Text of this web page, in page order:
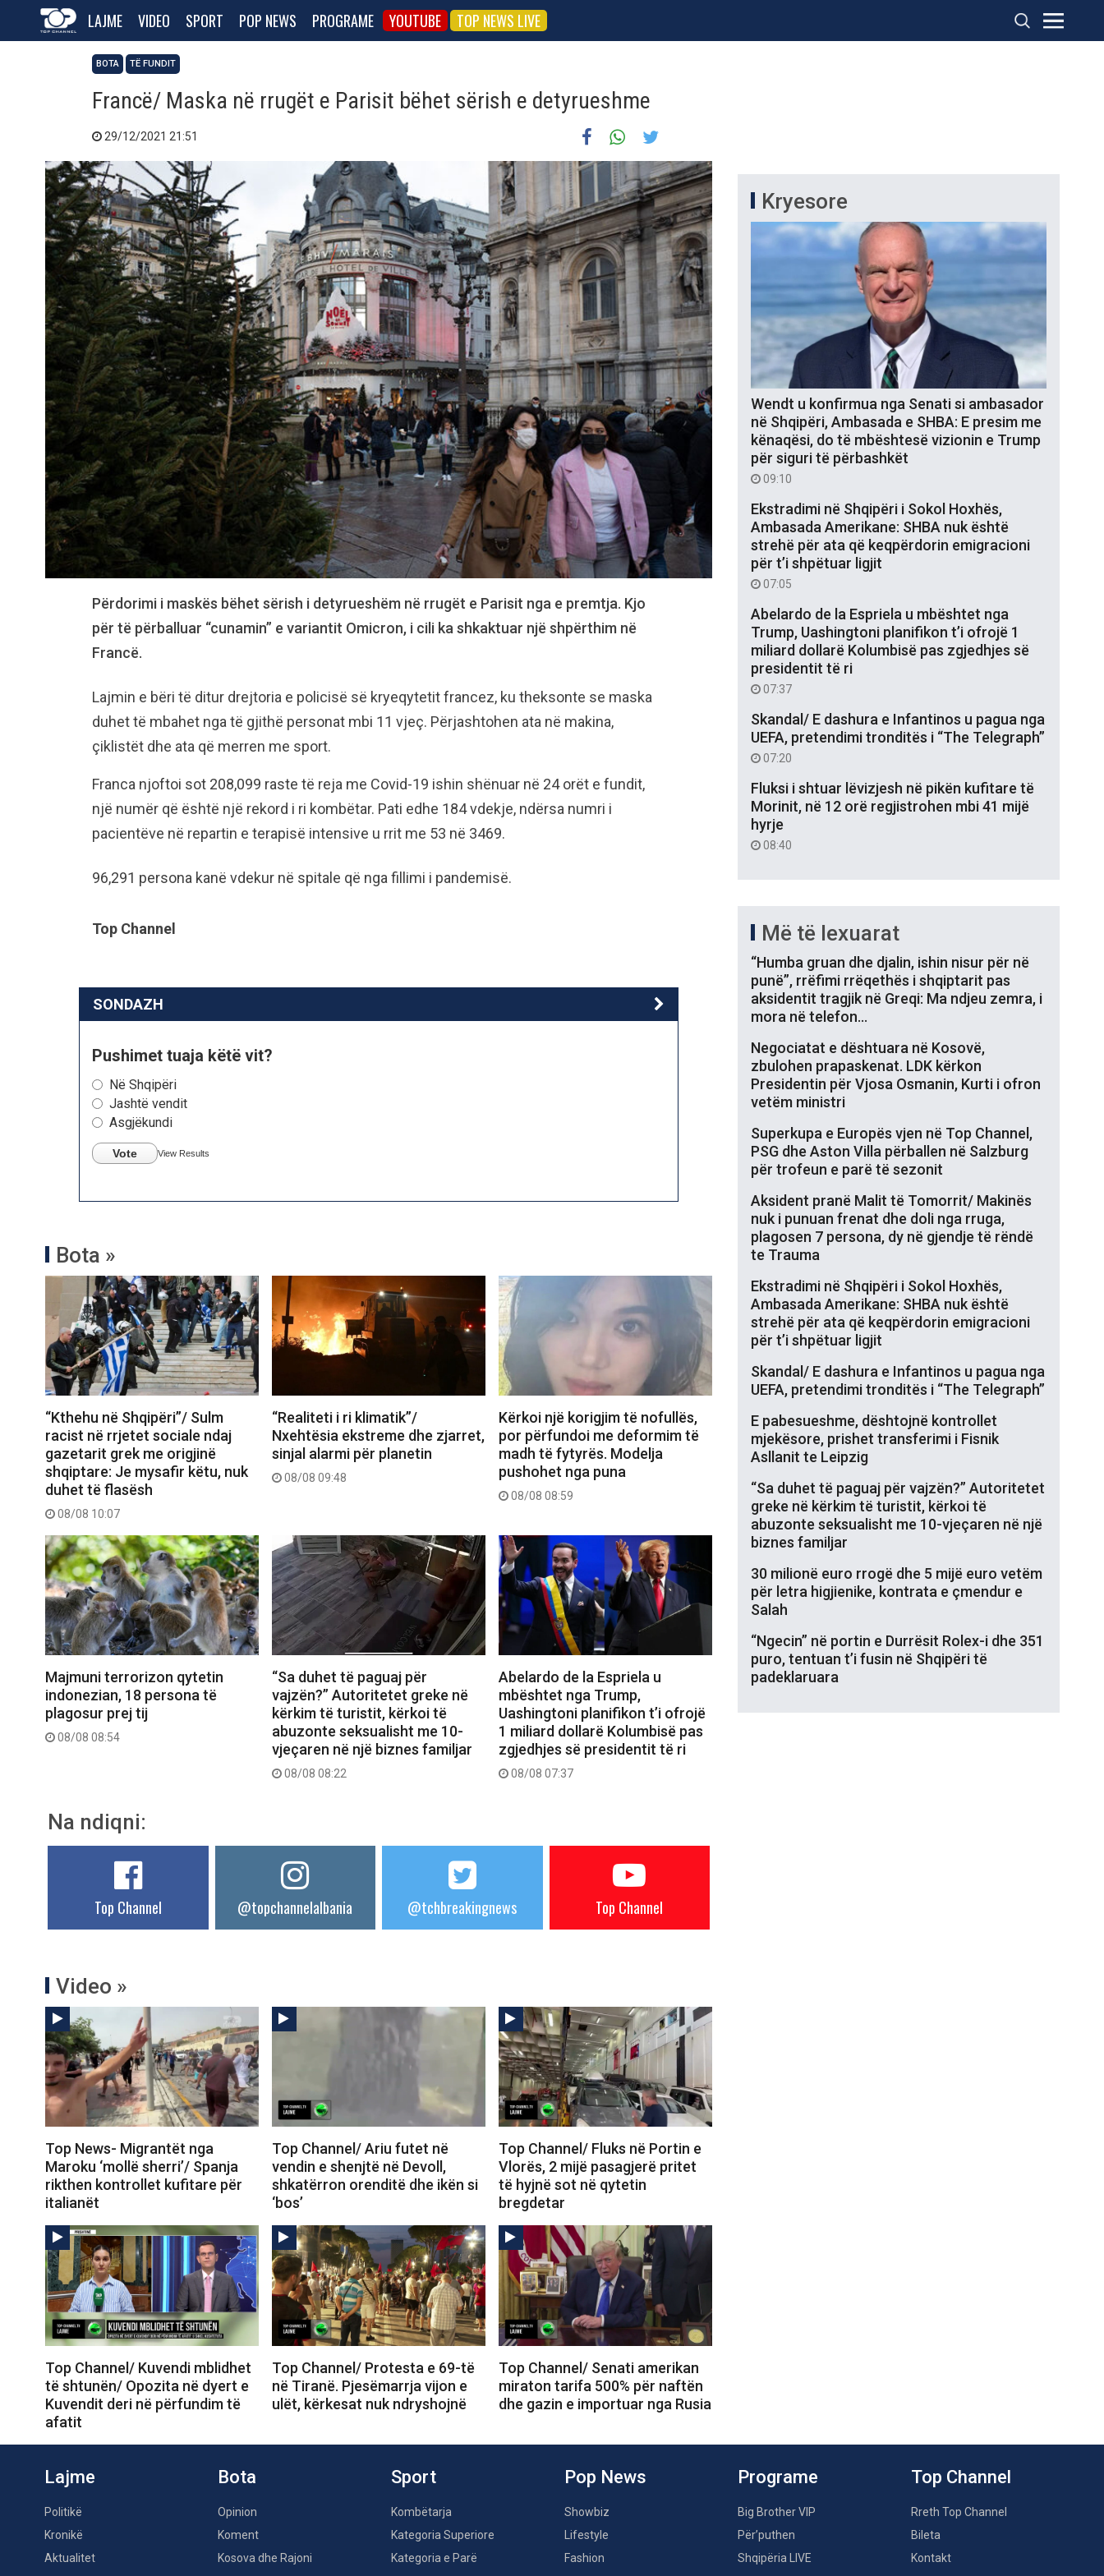
LAJME VIDEO SPORT POP NEWS PROGRAME YOUTUBE TOP NEWS LIVE
BOTA TË FUNDIT
Francë/ Maska në rrugët e Parisit bëhet sërish e detyrueshme
29/12/2021 21:51
Përdorimi i maskës bëhet sërish i detyrueshëm në rrugët e Parisit nga e premtja. Kjo
për të përballuar “cunamin” e variantit Omicron, i cili ka shkaktuar një shpërthim në
Francë.
Lajmin e bëri të ditur drejtoria e policisë së kryeqytetit francez, ku theksonte se maska ​​
duhet të mbahet nga të gjithë personat mbi 11 vjeç. Përjashtohen ata në makina,
çiklistët dhe ata që merren me sport.
Franca njoftoi sot 208,099 raste të reja me Covid-19 ishin shënuar në 24 orët e fundit,
një numër që është një rekord i ri kombëtar. Pati edhe 184 vdekje, ndërsa numri i
pacientëve në repartin e terapisë intensive u rrit me 53 në 3469.
96,291 persona kanë vdekur në spitale që nga fillimi i pandemisë.
Top Channel
SONDAZH
Pushimet tuaja këtë vit?
Në Shqipëri
Jashtë vendit
Asgjëkundi
Vote View Results
Bota »
“Kthehu në Shqipëri”/ Sulm
racist në rrjetet sociale ndaj
gazetarit grek me origjinë
shqiptare: Je mysafir këtu, nuk
duhet të flasësh
08/08 10:07
“Realiteti i ri klimatik”/
Nxehtësia ekstreme dhe zjarret,
sinjal alarmi për planetin
08/08 09:48
Kërkoi një korigjim të nofullës,
por përfundoi me deformim të
madh të fytyrës. Modelja
pushohet nga puna
08/08 08:59
Majmuni terrorizon qytetin
indonezian, 18 persona të
plagosur prej tij
08/08 08:54
“Sa duhet të paguaj për
vajzën?” Autoritetet greke në
kërkim të turistit, kërkoi të
abuzonte seksualisht me 10-
vjeçaren në një biznes familjar
08/08 08:22
Abelardo de la Espriela u
mbështet nga Trump,
Uashingtoni planifikon t’i ofrojë
1 miliard dollarë Kolumbisë pas
zgjedhjes së presidentit të ri
08/08 07:37
Na ndiqni:
Top Channel @topchannelalbania @tchbreakingnews Top Channel
Video »
Top News- Migrantët nga
Maroku ‘mollë sherri’/ Spanja
rikthen kontrollet kufitare për
italianët
Top Channel/ Ariu futet në
vendin e shenjtë në Devoll,
shkatërron orenditë dhe ikën si
‘bos’
Top Channel/ Fluks në Portin e
Vlorës, 2 mijë pasagjerë pritet
të hyjnë sot në qytetin
bregdetar
Top Channel/ Kuvendi mblidhet
të shtunën/ Opozita në dyert e
Kuvendit deri në përfundim të
afatit
Top Channel/ Protesta e 69-të
në Tiranë. Pjesëmarrja vijon e
ulët, kërkesat nuk ndryshojnë
Top Channel/ Senati amerikan
miraton tarifa 500% për naftën
dhe gazin e importuar nga Rusia
Kryesore
Wendt u konfirmua nga Senati si ambasador
në Shqipëri, Ambasada e SHBA: E presim me
kënaqësi, do të mbështesë vizionin e Trump
për siguri të përbashkët
09:10
Ekstradimi në Shqipëri i Sokol Hoxhës,
Ambasada Amerikane: SHBA nuk është
strehë për ata që keqpërdorin emigracioni
për t’i shpëtuar ligjit
07:05
Abelardo de la Espriela u mbështet nga
Trump, Uashingtoni planifikon t’i ofrojë 1
miliard dollarë Kolumbisë pas zgjedhjes së
presidentit të ri
07:37
Skandal/ E dashura e Infantinos u pagua nga
UEFA, pretendimi tronditës i “The Telegraph”
07:20
Fluksi i shtuar lëvizjesh në pikën kufitare të
Morinit, në 12 orë regjistrohen mbi 41 mijë
hyrje
08:40
Më të lexuarat
“Humba gruan dhe djalin, ishin nisur për në
punë”, rrëfimi rrëqethës i shqiptarit pas
aksidentit tragjik në Greqi: Ma ndjeu zemra, i
mora në telefon…
Negociatat e dështuara në Kosovë,
zbulohen prapaskenat. LDK kërkon
Presidentin për Vjosa Osmanin, Kurti i ofron
vetëm ministri
Superkupa e Europës vjen në Top Channel,
PSG dhe Aston Villa përballen në Salzburg
për trofeun e parë të sezonit
Aksident pranë Malit të Tomorrit/ Makinës
nuk i punuan frenat dhe doli nga rruga,
plagosen 7 persona, dy në gjendje të rëndë
te Trauma
Ekstradimi në Shqipëri i Sokol Hoxhës,
Ambasada Amerikane: SHBA nuk është
strehë për ata që keqpërdorin emigracioni
për t’i shpëtuar ligjit
Skandal/ E dashura e Infantinos u pagua nga
UEFA, pretendimi tronditës i “The Telegraph”
E pabesueshme, dështojnë kontrollet
mjekësore, prishet transferimi i Fisnik
Asllanit te Leipzig
“Sa duhet të paguaj për vajzën?” Autoritetet
greke në kërkim të turistit, kërkoi të
abuzonte seksualisht me 10-vjeçaren në një
biznes familjar
30 milionë euro rrogë dhe 5 mijë euro vetëm
për letra higjienike, kontrata e çmendur e
Salah
“Ngecin” në portin e Durrësit Rolex-i dhe 351
puro, tentuan t’i fusin në Shqipëri të
padeklaruara
Lajme
Politikë
Kronikë
Aktualitet
Bota
Opinion
Koment
Kosova dhe Rajoni
Sport
Kombëtarja
Kategoria Superiore
Kategoria e Parë
Pop News
Showbiz
Lifestyle
Fashion
Programe
Big Brother VIP
Për’puthen
Shqipëria LIVE
Top Channel
Rreth Top Channel
Bileta
Kontakt